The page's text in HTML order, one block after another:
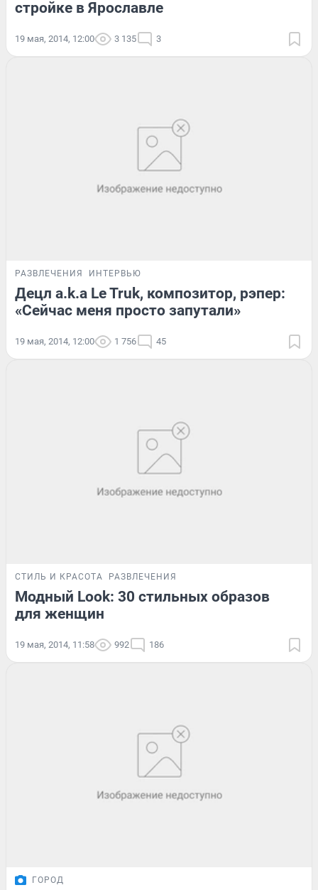
стройке в Ярославле
19 мая, 2014, 12:00 3 135 3
РАЗВЛЕЧЕНИЯ ИНТЕРВЬЮ
Децл a.k.a Le Truk, композитор, рэпер:
«Сейчас меня просто запутали»
19 мая, 2014, 12:00 1 756 45
СТИЛЬ И КРАСОТА РАЗВЛЕЧЕНИЯ
Модный Look: 30 стильных образов
для женщин
19 мая, 2014, 11:58 992 186
ГОРОД